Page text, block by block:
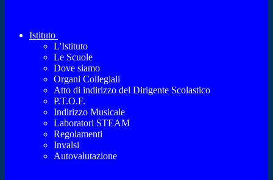
Istituto
L'Istituto
Le Scuole
Dove siamo
Organi Collegiali
Atto di indirizzo del Dirigente Scolastico
P.T.O.F.
Indirizzo Musicale
Laboratori STEAM
Regolamenti
Invalsi
Autovalutazione